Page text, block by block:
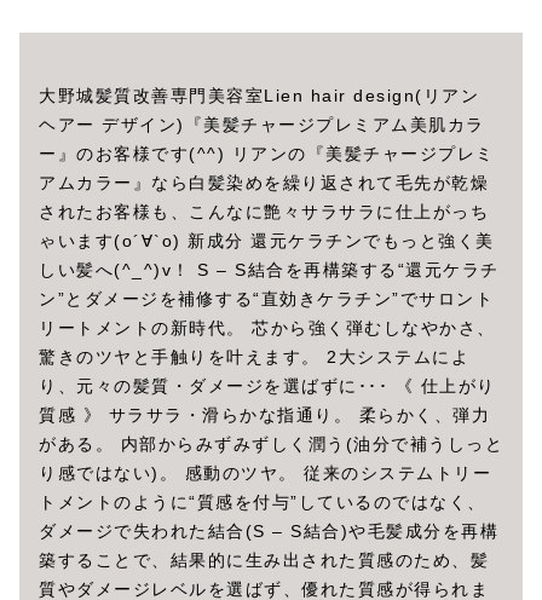
大野城髪質改善専門美容室Lien hair design(リアン
ヘアー デザイン)『美髪チャージプレミアム美肌カラ
ー』のお客様です(^^) リアンの『美髪チャージプレミ
アムカラー』なら白髪染めを繰り返されて毛先が乾燥
されたお客様も、こんなに艶々サラサラに仕上がっち
ゃいます(о´∀`о) 新成分 還元ケラチンでもっと強く美
しい髪へ(^_^)v！ S – S結合を再構築する“還元ケラチ
ン”とダメージを補修する“直効きケラチン”でサロント
リートメントの新時代。 芯から強く弾むしなやかさ、
驚きのツヤと手触りを叶えます。 2大システムによ
り、元々の髪質・ダメージを選ばずに･･･ 《 仕上がり
質感 》 サラサラ・滑らかな指通り。 柔らかく、弾力
がある。 内部からみずみずしく潤う(油分で補うしっと
り感ではない)。 感動のツヤ。 従来のシステムトリー
トメントのように“質感を付与”しているのではなく、
ダメージで失われた結合(S – S結合)や毛髪成分を再構
築することで、結果的に生み出された質感のため、髪
質やダメージレベルを選ばず、優れた質感が得られま